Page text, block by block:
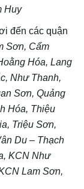
Huy
đến các quận
Sơn, Cẩm
Hóa, Lang
Như Thanh,
Sơn, Quảng
Hóa, Thiệu
Triệu Sơn,
Du – Thạch
KCN Như
Lam Sơn,